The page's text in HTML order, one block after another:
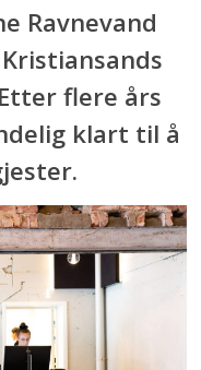
Ravnevand
flere års
klart til å